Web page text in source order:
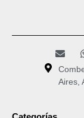
Aires,